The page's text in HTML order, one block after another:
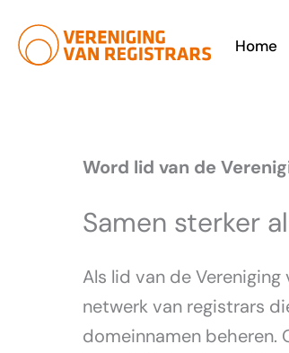
naar
Home
Word lid van de
Samen sterker
Als lid van de
netwerk van registrars
domeinnamen beheren.